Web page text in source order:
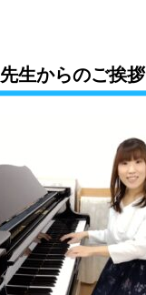
先生からのご挨拶